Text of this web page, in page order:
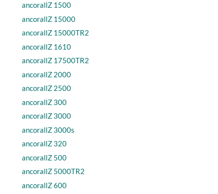
ancorallZ 1500
ancorallZ 15000
ancorallZ 15000TR2
ancorallZ 1610
ancorallZ 17500TR2
ancorallZ 2000
ancorallZ 2500
ancorallZ 300
ancorallZ 3000
ancorallZ 3000s
ancorallZ 320
ancorallZ 500
ancorallZ 5000TR2
ancorallZ 600